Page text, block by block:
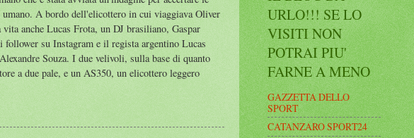
A bordo dell'elicottero in cui viaggiava Oliver
anche Lucas Frota, un DJ brasiliano, Gaspar
su Instagram e il regista argentino Lucas
Souza. I due velivoli, sulla base di quanto
a due pale, e un AS350, un elicottero leggero
URLO!!! SE LO
VISITI NON
POTRAI PIU'
FARNE A MENO
GAZZETTA DELLO
SPORT
CATANZARO SPORT24